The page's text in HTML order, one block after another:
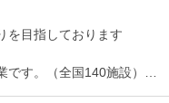
を目指しております
す。（全国140施設）